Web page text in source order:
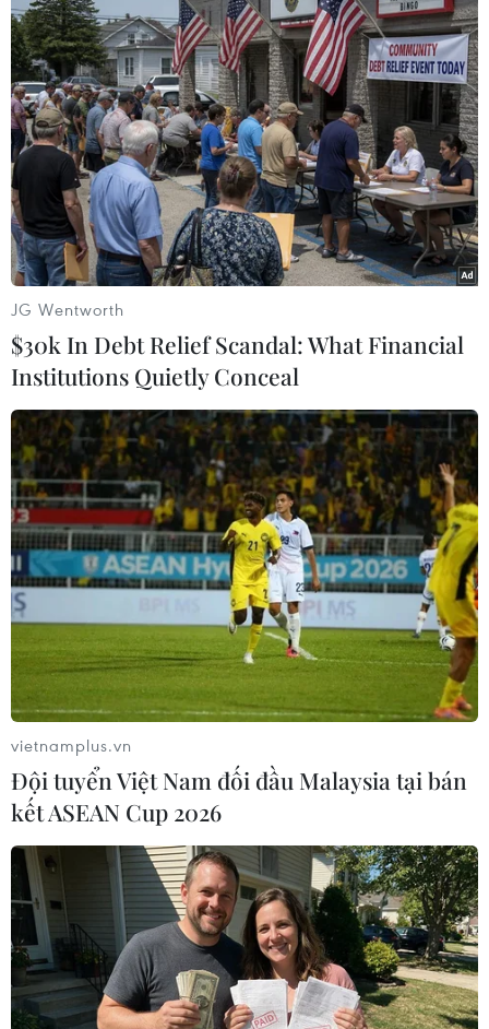
Phát hiện mới về nguồn gốc bệnh nha
khoa ở người tiền sử
07/01/2014 08:14
Thói quen ăn các loại quả hạch và quả đầu là nguyên
nhân chính gây nên các bệnh răng miệng ở người tiền
sử.
Israel: Phát hiện dấu tích bữa tiệc đám
tang thời tiền sử
03/12/2013 09:25
Nhà khảo cổ Israel vừa khai quật được dấu tích của
một bữa ăn tưởng nhớ người đã khuất, gần khu mộ của
người tiền sử Natufian ở núi Carmel.
JG Wentworth
$30k In Debt Relief Scandal: What Financial
Institutions Quietly Conceal
vietnamplus.vn
Đội tuyển Việt Nam đối đầu Malaysia tại bán
kết ASEAN Cup 2026